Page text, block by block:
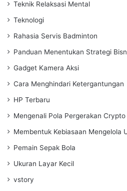
Teknik Relaksasi Mental
Teknologi
Rahasia Servis Badminton
Panduan Menentukan Strategi
Gadget Kamera Aksi
Cara Menghindari Ketergantungan
HP Terbaru
Mengenali Pola Pergerakan Crypto
Membentuk Kebiasaan Mengelola
Pemain Sepak Bola
Ukuran Layar Kecil
vstory